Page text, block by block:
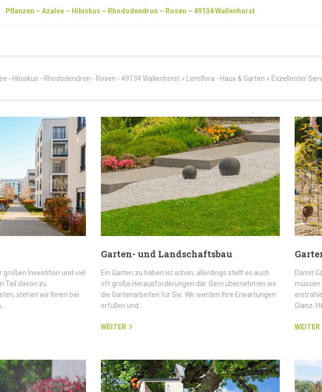
Pflanzen – Azalee – Hibiskus – Rhododendron – Rosen – 49134 Wallenhorst
- Hibiskus - Rhododendron - Rosen - 49134 Wallenhorst » Lemflora - Haus & Garten » Exzellenter
Investition und viel
Teil davon zu
stehen wir Ihnen bei
Garten- und Landschaftsbau
Ein Garten zu haben ist schön, allerdings stellt es auch
oft große Herausforderungen dar. Gern übernehmen wir
die Gartenarbeiten für Sie. Wir werden Ihre Erwartungen
erfüllen und…
WEITER
Damit
müssen
Glanz.
WEITER